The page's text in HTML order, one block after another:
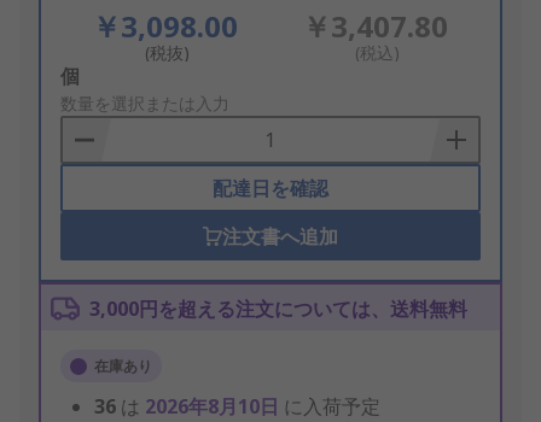
￥3,098.00
(税抜)
￥3,407.80
(税込)
Add
to
Basket
個
数量を選択または入力
配達日を確認
注文書へ追加
3,000円を超える注文については、送料無料
在庫あり
36 は 2026年8月10日 に入荷予定